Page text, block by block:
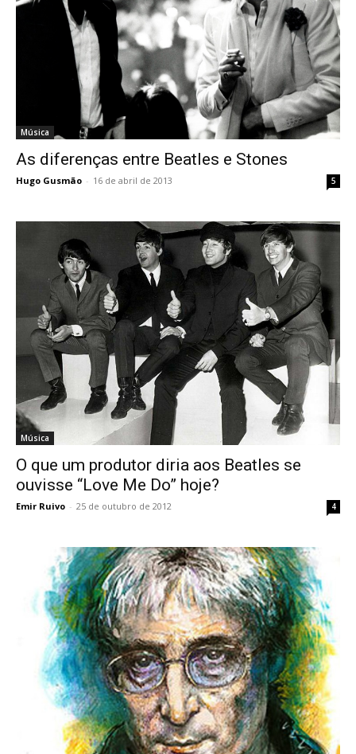
Música
As diferenças entre Beatles e Stones
Hugo Gusmão - 16 de abril de 2013 5
Música
O que um produtor diria aos Beatles se
ouvisse “Love Me Do” hoje?
Emir Ruivo - 25 de outubro de 2012 4